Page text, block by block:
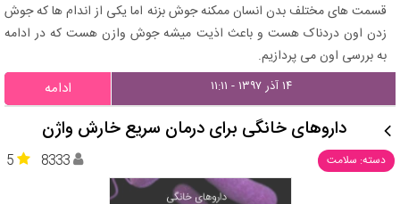
قسمت های مختلف بدن انسان ممکنه جوش بزنه اما یکی از اندام ها که جوش
زدن اون دردناک هست و باعث اذیت میشه جوش وازن هست که در ادامه
به بررسی اون می پردازیم.
۱۴ آذر ۱۳۹۷ - ۱۱:۱۱ ادامه
داروهای خانگی برای درمان سریع خارش واژن
دسته: سلامت 5 8333